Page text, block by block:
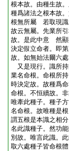
根本故。由種生故
種爲諸法之根本故
根無所屬 若取現識
故云無屬。先業所
故。是此中意 然顯
決定假立命者。即
故。如無始法爾六
又是現行。識所
業名命根。命根所
時決定故。故種爲
命根。不恒續故。
唯牽此種子。種子
名命根。故唯種是
謂五根是本識之相
名此識種子。然功
別故。唯言此識。
取六處種子皆命根